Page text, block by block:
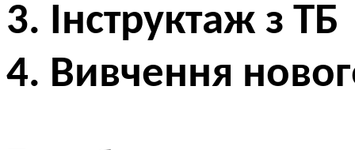
3. Інструктаж з ТБ
4. Вивчення